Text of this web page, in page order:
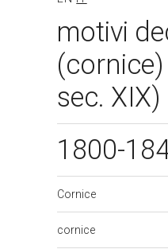
motivi
sec. XIX)
1800-
Cornice
cornice